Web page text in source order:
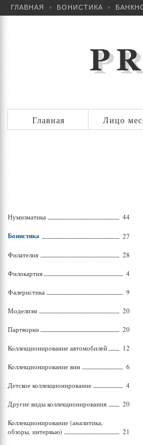
ГЛАВНАЯ БОНИСТИКА
Главная Лицо
Нумизматика 44
Бонистика 27
Филателия 28
Филокартия 4
Фалеристика 9
Моделизм 20
Партворки 20
Коллекционирование автомобилей 12
Коллекционирование вин 6
Детское коллекционирование 4
Другие виды коллекционирования 20
Коллекционирование (аналитика,
обзоры, интервью)
21